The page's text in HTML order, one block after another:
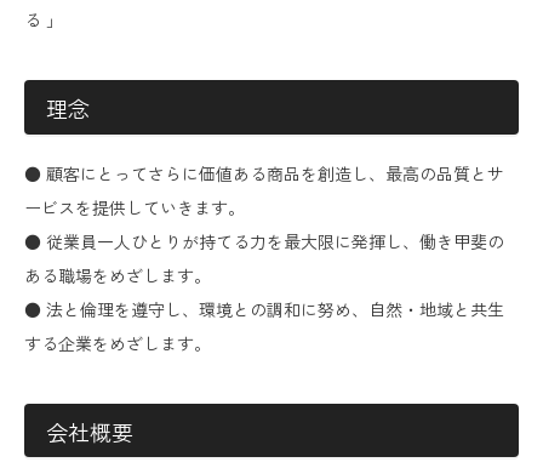
る 」
理念
● 顧客にとってさらに価値ある商品を創造し、最高の品質とサ
ービスを提供していきます。
● 従業員一人ひとりが持てる力を最大限に発揮し、働き甲斐の
ある職場をめざします。
● 法と倫理を遵守し、環境との調和に努め、自然・地域と共生
する企業をめざします。
会社概要